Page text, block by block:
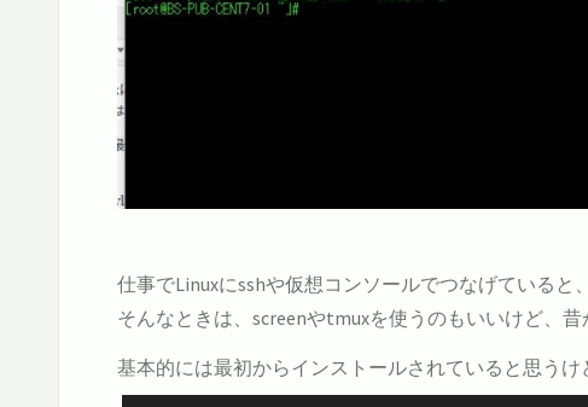
仕事でLinuxにsshや仮想コンソールでつなげていると
そんなときは、screenやtmuxを使うのもいいけど、
基本的には最初からインストールされていると思う